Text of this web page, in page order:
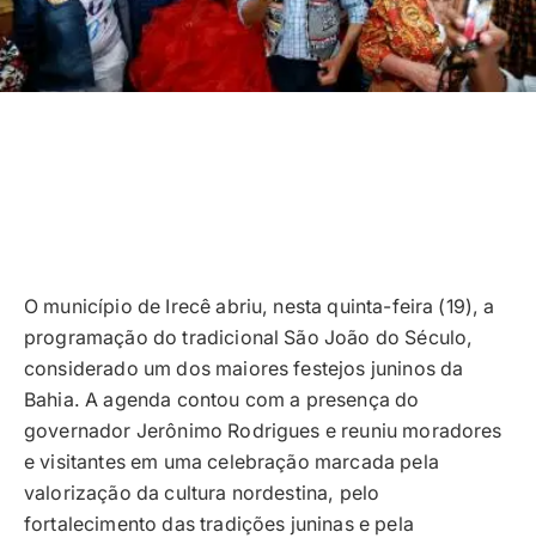
O município de Irecê abriu, nesta quinta-feira (19), a
programação do tradicional São João do Século,
considerado um dos maiores festejos juninos da
Bahia. A agenda contou com a presença do
governador Jerônimo Rodrigues e reuniu moradores
e visitantes em uma celebração marcada pela
valorização da cultura nordestina, pelo
fortalecimento das tradições juninas e pela